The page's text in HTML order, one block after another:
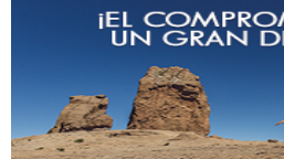
Gato manso encontrado
Este gato macho ha aparecido en la calle
manso y extremadamente cari...